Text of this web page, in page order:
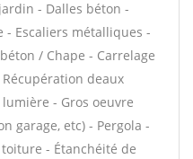
- Dalles béton -
- Escaliers métalliques -
/ Chape - Carrelage
deaux
- Gros oeuvre
garage, etc) - Pergola -
- Étanchéité de